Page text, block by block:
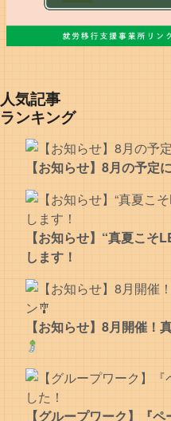
人気記事
ランキング
【お知らせ】8月の予定
【お知らせ】“真夏こ
します！
【お知らせ】8月開催
【グループワーク】『